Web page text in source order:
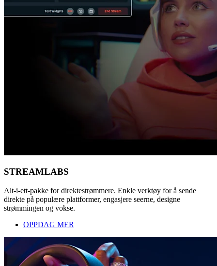
STREAMLABS
Alt-i-ett-pakke for direktestrømmere. Enkle verktøy for å sende
direkte på populære plattformer, engasjere seerne, designe
strømmingen og vokse.
OPPDAG MER